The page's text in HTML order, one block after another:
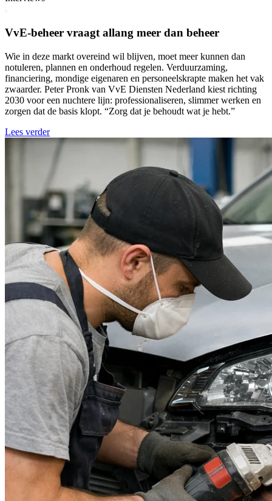
VvE-beheer vraagt allang meer dan beheer
Wie in deze markt overeind wil blijven, moet meer kunnen dan
notuleren, plannen en onderhoud regelen. Verduurzaming,
financiering, mondige eigenaren en personeelskrapte maken het vak
zwaarder. Peter Pronk van VvE Diensten Nederland kiest richting
2030 voor een nuchtere lijn: professionaliseren, slimmer werken en
zorgen dat de basis klopt. “Zorg dat je behoudt wat je hebt.”
Lees verder